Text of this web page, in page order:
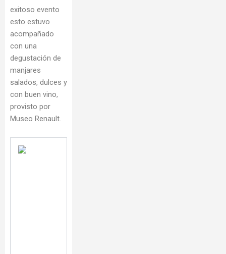
exitoso evento
esto estuvo
acompañado
con una
degustación de
manjares
salados, dulces y
con buen vino,
provisto por
Museo Renault.